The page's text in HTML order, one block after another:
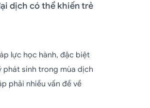
dịch có thể khiến trẻ
lực học hành, đặc biệt
phát sinh trong mùa dịch
phải nhiều vấn đề về